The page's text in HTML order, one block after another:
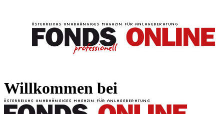
Willkommen bei